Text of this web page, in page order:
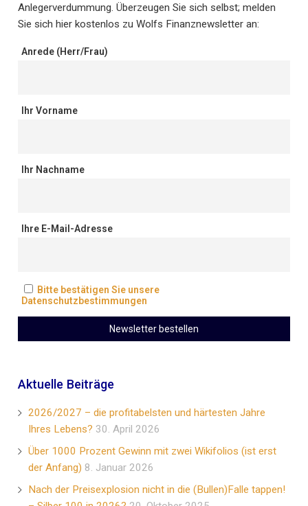
Anlegerverdummung. Überzeugen Sie sich selbst; melden
Sie sich hier kostenlos zu Wolfs Finanznewsletter an:
Anrede (Herr/Frau)
Ihr Vorname
Ihr Nachname
Ihre E-Mail-Adresse
Bitte bestätigen Sie unsere
Datenschutzbestimmungen
Aktuelle Beiträge
2026/2027 – die profitabelsten und härtesten Jahre
Ihres Lebens? 30. April 2026
Über 1000 Prozent Gewinn mit zwei Wikifolios (ist erst
der Anfang) 8. Januar 2026
Nach der Preisexplosion nicht in die (Bullen)Falle tappen!